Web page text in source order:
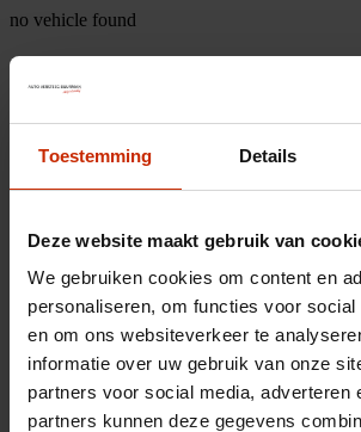
Toestemming Details
Deze website maakt gebruik van
We gebruiken cookies om content en
personaliseren, om functies voor social
en om ons websiteverkeer te
informatie over uw gebruik van onze
partners voor social media, adverteren
partners kunnen deze gegevens
no vehicle found